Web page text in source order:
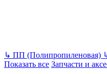
↳ ПП (Полипропиленовая)
Показать все Запчасти и